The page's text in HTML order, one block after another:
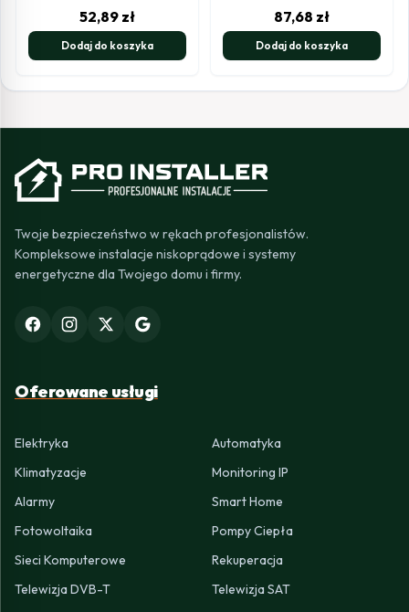
52,89 zł
Dodaj do koszyka
87,68 zł
Dodaj do koszyka
Twoje bezpieczeństwo w rękach profesjonalistów.
Kompleksowe instalacje niskoprądowe i systemy
energetyczne dla Twojego domu i firmy.
Oferowane usługi
Elektryka
Automatyka
Klimatyzacje
Monitoring IP
Alarmy
Smart Home
Fotowoltaika
Pompy Ciepła
Sieci Komputerowe
Rekuperacja
Telewizja DVB-T
Telewizja SAT